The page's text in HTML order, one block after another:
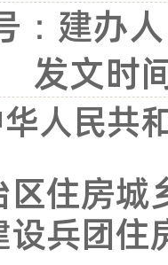
：建办
发文时
人民共
住房
兵团住